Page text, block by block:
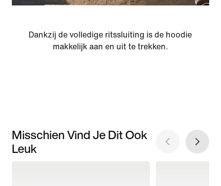
Dankzij de volledige ritssluiting is de hoodie
makkelijk aan en uit te trekken.
Misschien Vind Je Dit Ook
Leuk